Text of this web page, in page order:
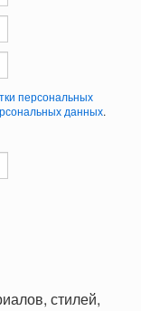
персональных
данных.
стилей,